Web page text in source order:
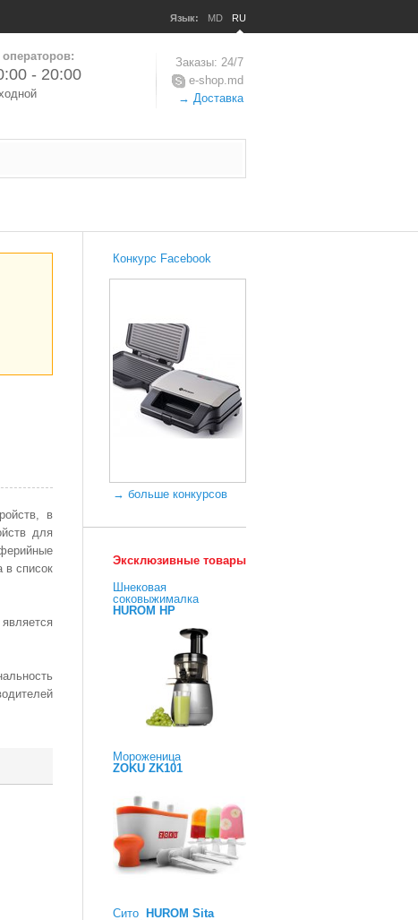
Язык: MD RU
- 20:00
Заказы: 24/7
e-shop.md
→ Доставка
в
для
список
Конкурс Facebook
→ больше конкурсов
Эксклюзивные товары
Шнековая
соковыжималка
HUROM HP
Мороженица
ZOKU ZK101
Сито HUROM Sita